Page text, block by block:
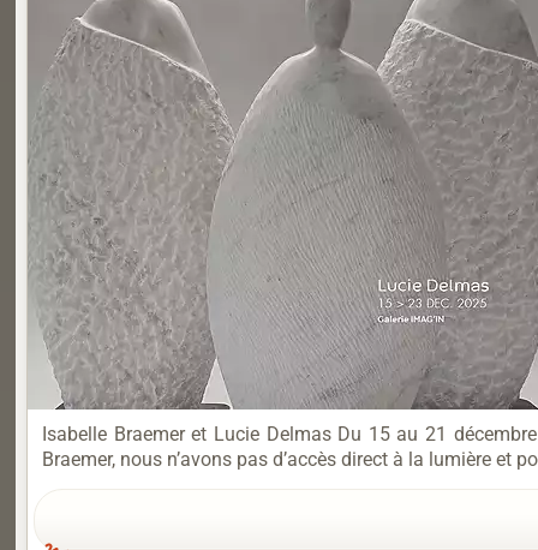
Isabelle Braemer et Lucie Delmas Du 15 au 21
Braemer, nous n’avons pas d’accès direct à la lumière